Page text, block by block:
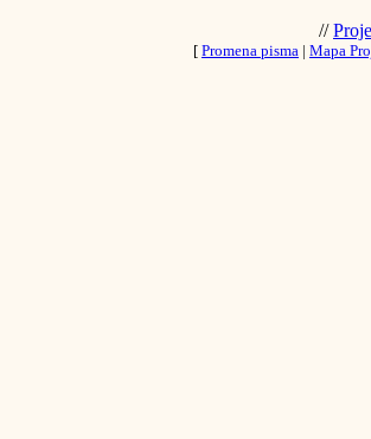
//
[ Promena pisma | Mapa